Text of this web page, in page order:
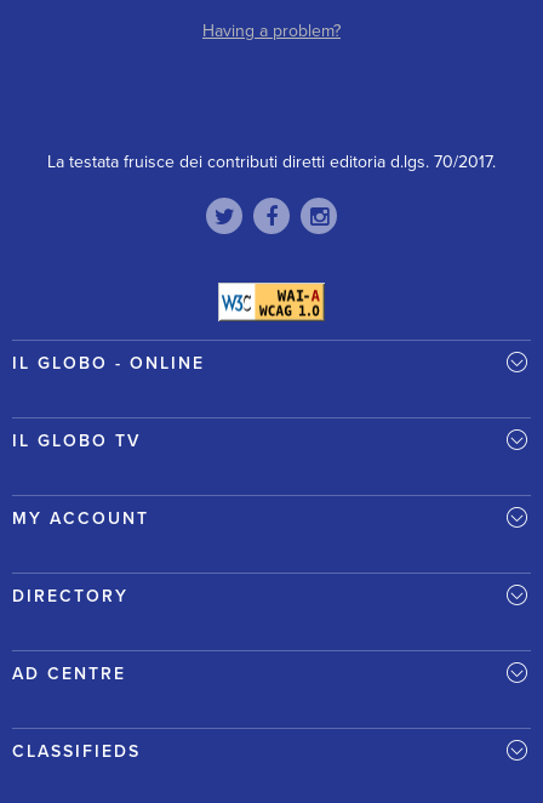
Having a problem?
La testata fruisce dei contributi diretti editoria d.lgs. 70/2017.
IL GLOBO - ONLINE
IL GLOBO TV
MY ACCOUNT
DIRECTORY
AD CENTRE
CLASSIFIEDS